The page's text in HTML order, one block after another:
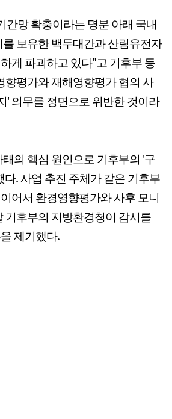
간망 확충이라는 명분 아래 국내
보유한 백두대간과 산림유전자
게 파괴하고 있다"고 기후부 등
향평가와 재해영향평가 협의 사
' 의무를 정면으로 위반한 것이라
의 핵심 원인으로 기후부의 '구
. 사업 추진 주체가 같은 기후부
어서 환경영향평가와 사후 모니
기후부의 지방환경청이 감시를
제기했다.